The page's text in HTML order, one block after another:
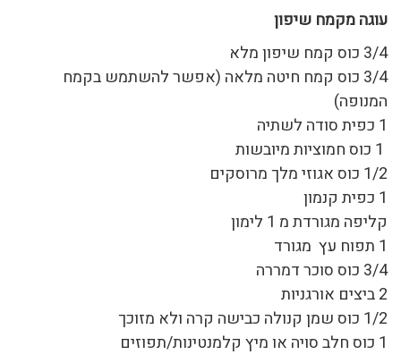
עוגה מקמח שיפון
3/4 כוס קמח שיפון מלא
3/4 כוס קמח חיטה מלאה (אפשר להשתמש בקמח
המנופה)
1 כפית סודה לשתיה
1/2 כוס אגוזי מלך מרוסקים
1 כפית קנמון
קליפה מגורדת מ 1 לימון
1 תפוח עץ מגורד
3/4 כוס סוכר דמררה
2 ביצים אורגניות
1/2 כוס שמן קנולה כבישה קרה ולא מזוכך
1 כוס חלב סויה או מיץ קלמנטינות/תפוזים